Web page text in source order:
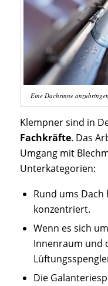
Eine Dachrinne
Klempner sind in
Fachkräfte. Das
Umgang mit
Unterkategorien:
Rund ums
konzentriert.
Wenn es sich
Innenraum und
Die